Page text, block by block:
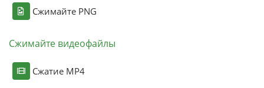
Сжимайте PNG
Сжимайте видеофайлы
Сжатие MP4